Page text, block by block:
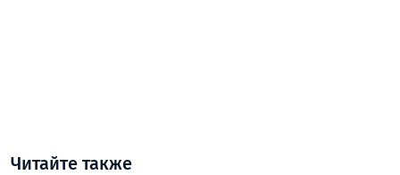
Читайте также